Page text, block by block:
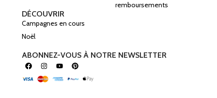
remboursements
DÉCOUVRIR
Campagnes en cours
Noël
ABONNEZ-VOUS À NOTRE NEWSLETTER